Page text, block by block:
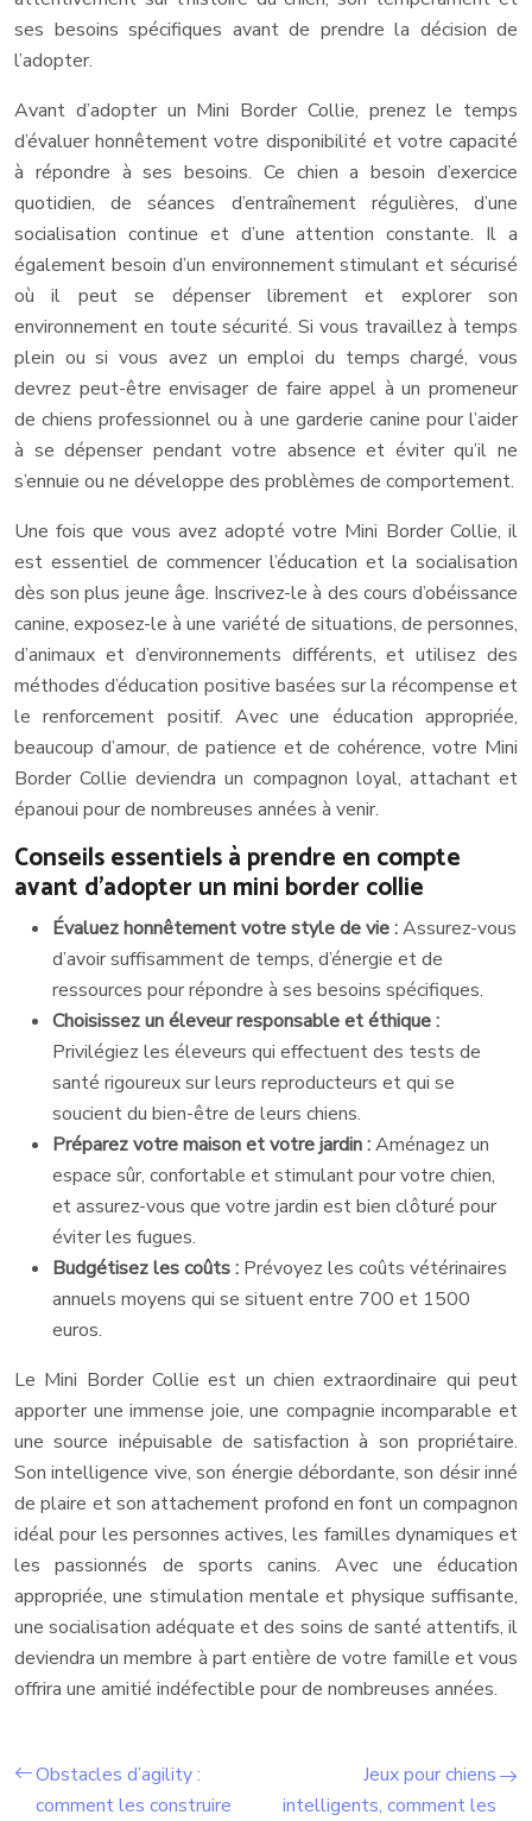
ses besoins spécifiques avant de prendre la décision de
l’adopter.
Avant d’adopter un Mini Border Collie, prenez le temps
d’évaluer honnêtement votre disponibilité et votre capacité
à répondre à ses besoins. Ce chien a besoin d’exercice
quotidien, de séances d’entraînement régulières, d’une
socialisation continue et d’une attention constante. Il a
également besoin d’un environnement stimulant et sécurisé
où il peut se dépenser librement et explorer son
environnement en toute sécurité. Si vous travaillez à temps
plein ou si vous avez un emploi du temps chargé, vous
devrez peut-être envisager de faire appel à un promeneur
de chiens professionnel ou à une garderie canine pour l’aider
à se dépenser pendant votre absence et éviter qu’il ne
s’ennuie ou ne développe des problèmes de comportement.
Une fois que vous avez adopté votre Mini Border Collie, il
est essentiel de commencer l’éducation et la socialisation
dès son plus jeune âge. Inscrivez-le à des cours d’obéissance
canine, exposez-le à une variété de situations, de personnes,
d’animaux et d’environnements différents, et utilisez des
méthodes d’éducation positive basées sur la récompense et
le renforcement positif. Avec une éducation appropriée,
beaucoup d’amour, de patience et de cohérence, votre Mini
Border Collie deviendra un compagnon loyal, attachant et
épanoui pour de nombreuses années à venir.
Conseils essentiels à prendre en compte
avant d’adopter un mini border collie
Évaluez honnêtement votre style de vie :Assurez-vous
d’avoir suffisamment de temps, d’énergie et de
ressources pour répondre à ses besoins spécifiques.
Choisissez un éleveur responsable et éthique :
Privilégiez les éleveurs qui effectuent des tests de
santé rigoureux sur leurs reproducteurs et qui se
soucient du bien-être de leurs chiens.
Préparez votre maison et votre jardin :Aménagez un
espace sûr, confortable et stimulant pour votre chien,
et assurez-vous que votre jardin est bien clôturé pour
éviter les fugues.
Budgétisez les coûts : Prévoyez les coûts vétérinaires
annuels moyens qui se situent entre 700 et 1500
euros.
Le Mini Border Collie est un chien extraordinaire qui peut
apporter une immense joie, une compagnie incomparable et
une source inépuisable de satisfaction à son propriétaire.
Son intelligence vive, son énergie débordante, son désir inné
de plaire et son attachement profond en font un compagnon
idéal pour les personnes actives, les familles dynamiques et
les passionnés de sports canins. Avec une éducation
appropriée, une stimulation mentale et physique suffisante,
une socialisation adéquate et des soins de santé attentifs, il
deviendra un membre à part entière de votre famille et vous
offrira une amitié indéfectible pour de nombreuses années.
Obstacles d’agility :
comment les construire
Jeux pour chiens
intelligents, comment les